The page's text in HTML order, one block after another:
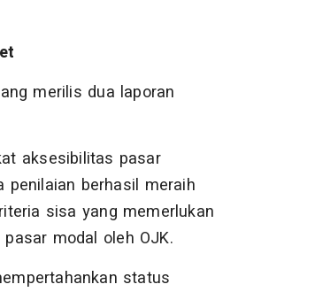
merilis dua laporan
aksesibilitas pasar
penilaian berhasil meraih
sisa yang memerlukan
modal oleh OJK.
status